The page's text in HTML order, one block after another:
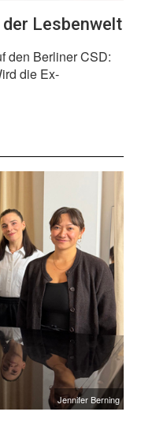
Lesbenwelt
den Berliner CSD:
die Ex-
Jennifer Berning